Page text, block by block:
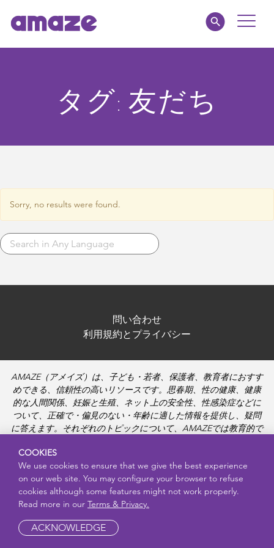
Toggle
私たちについてタグ: 友だち
Sorry, no results were found.
問い合わせ
利用規約とプライバシー
AMAZE（アメイズ）は、子ども・若者、保護者、教育者におすす
めできる、信頼性の高いリソースです。思春期、性の健康、健康
的な人間関係、妊娠と生殖、ネット上の安全性、性感染症などに
ついて、正確で・偏見のない・年齢に適した情報を提供し、疑問
に答えます。それぞれのトピックについて、AMAZEでは教育的で
COOKIES
We use cookies to ensure that we give the best experience
on our web site. You may configure your browser to refuse
cookies although some features might not work properly.
Read more in our Terms & Privacy.
ACKNOWLEDGE